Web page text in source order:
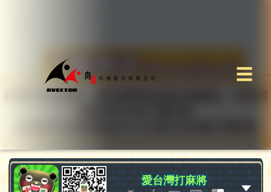
☰
親愛的玩家你好，請先選擇您想要的遊戲後，再依照
愛台灣打麻將
愛台灣打麻將